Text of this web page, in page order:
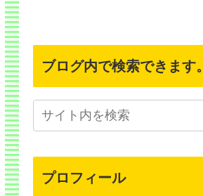
ブログ内で検索できます。
プロフィール